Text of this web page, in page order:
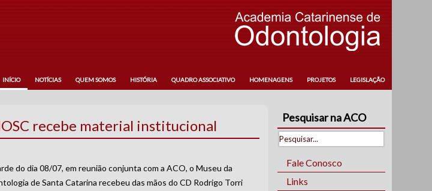
INÍCIO NOTÍCIAS QUEM SOMOS HISTÓRIA QUADRO ASSOCIATIVO HOMENAGENS PROJETOS LEGISLAÇÃO
recebe material institucional
do dia 08/07, em reunião conjunta com a ACO, o Museu da
de Santa Catarina recebeu das mãos do CD Rodrigo Torri
Pesquisar na ACO
Fale Conosco
Links